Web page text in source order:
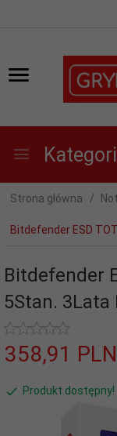
Strona główna
Bitdefender ESD
Bitdefender
5Stan. 3Lata
358,91 PLN
Produkt dostępny!